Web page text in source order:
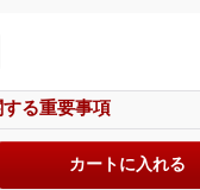
る重要事項